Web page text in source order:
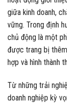
giữa kinh doanh,
vững. Trong định
chủ động là một
được trang bị
hợp và hình thành
Từ những trải
doanh nghiệp kỳ